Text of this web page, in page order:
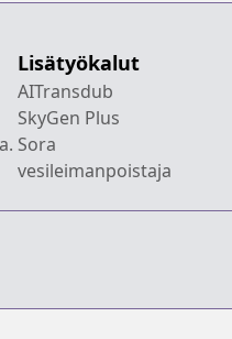
Lisätyökalut
AITransdub
SkyGen Plus
Sora
vesileimanpoistaja